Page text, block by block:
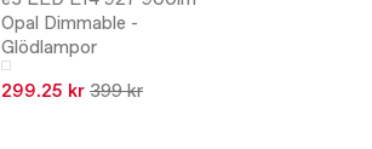
Opal Dimmable -
Glödlampor
299.25 kr 399 kr